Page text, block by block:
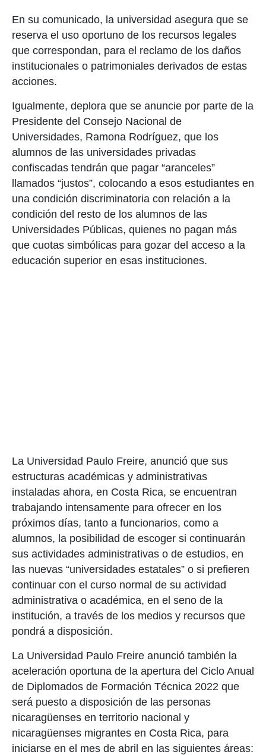
En su comunicado, la universidad asegura que se
reserva el uso oportuno de los recursos legales
que correspondan, para el reclamo de los daños
institucionales o patrimoniales derivados de estas
acciones.
Igualmente, deplora que se anuncie por parte de la
Presidente del Consejo Nacional de
Universidades, Ramona Rodríguez, que los
alumnos de las universidades privadas
confiscadas tendrán que pagar “aranceles”
llamados “justos”, colocando a esos estudiantes en
una condición discriminatoria con relación a la
condición del resto de los alumnos de las
Universidades Públicas, quienes no pagan más
que cuotas simbólicas para gozar del acceso a la
educación superior en esas instituciones.
La Universidad Paulo Freire, anunció que sus
estructuras académicas y administrativas
instaladas ahora, en Costa Rica, se encuentran
trabajando intensamente para ofrecer en los
próximos días, tanto a funcionarios, como a
alumnos, la posibilidad de escoger si continuarán
sus actividades administrativas o de estudios, en
las nuevas “universidades estatales” o si prefieren
continuar con el curso normal de su actividad
administrativa o académica, en el seno de la
institución, a través de los medios y recursos que
pondrá a disposición.
La Universidad Paulo Freire anunció también la
aceleración oportuna de la apertura del Ciclo Anual
de Diplomados de Formación Técnica 2022 que
será puesto a disposición de las personas
nicaragüenses en territorio nacional y
nicaragüenses migrantes en Costa Rica, para
iniciarse en el mes de abril en las siguientes áreas: